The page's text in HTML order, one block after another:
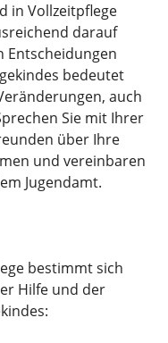
in Vollzeitpflege
darauf
Entscheidungen
bedeutet
auch
Sie mit Ihrer
über Ihre
und vereinbaren
Jugendamt.
bestimmt sich
Hilfe und der